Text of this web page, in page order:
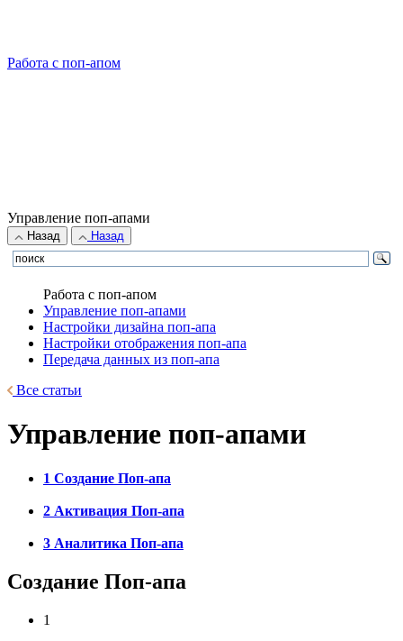
Работа с поп-апом
Управление поп-апами
Назад Назад
Работа с поп-апом
Управление поп-апами
Настройки дизайна поп-апа
Настройки отображения поп-апа
Передача данных из поп-апа
Все статьи
Управление поп-апами
1 Создание Поп-апа
2 Активация Поп-апа
3 Аналитика Поп-апа
Создание Поп-апа
1